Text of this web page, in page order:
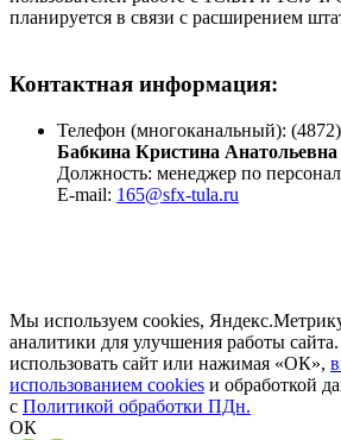
планируется в связи с расширением
Контактная информация:
Телефон (многоканальный):
Бабкина Кристина Анатольевна
Должность: менеджер по
E-mail: 165@sfx-tula.ru
Мы используем cookies,
аналитики для улучшения работы
использовать сайт или нажимая «ОК»,
использованием cookies и обработкой
с Политикой обработки ПДн.
ОК